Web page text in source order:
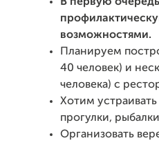
возможностями.
Планируем
40 человек) и
человека) с
Хотим
прогулки,
Организовать